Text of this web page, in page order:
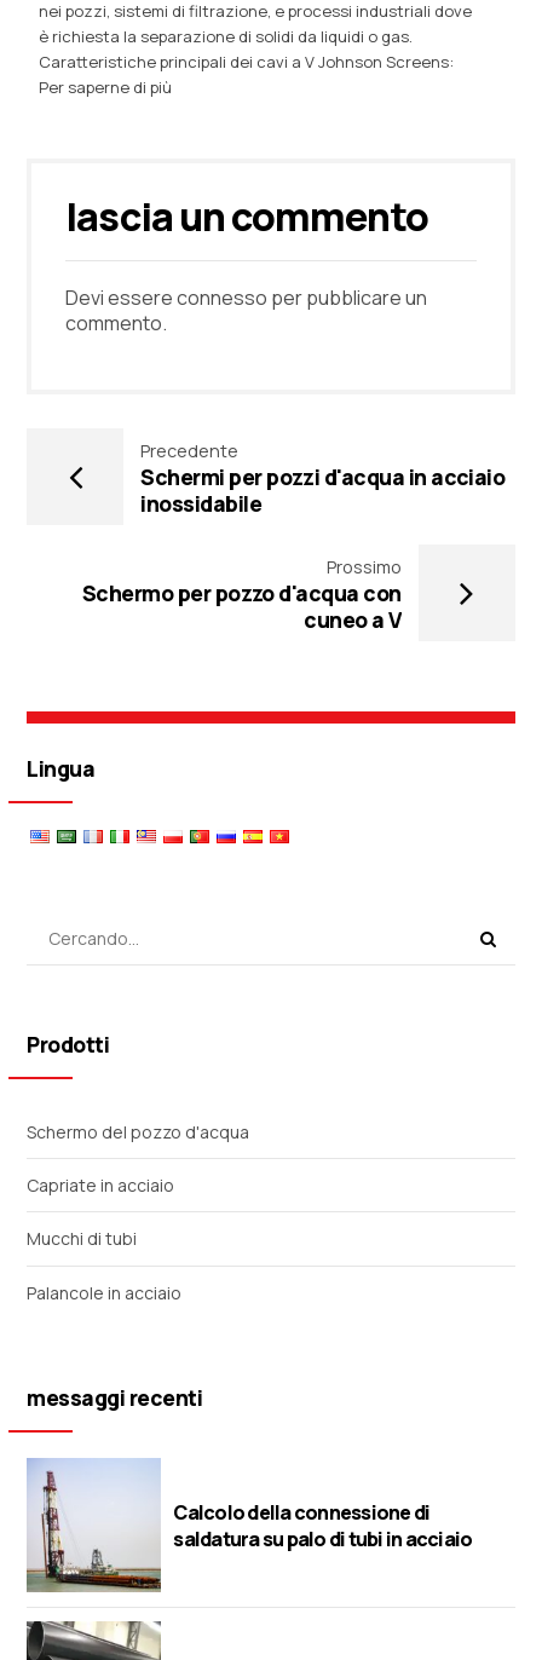
nei pozzi, sistemi di filtrazione, e processi industriali dove
è richiesta la separazione di solidi da liquidi o gas.
Caratteristiche principali dei cavi a V Johnson Screens:
Per saperne di più
lascia un commento
Devi essereconnesso per pubblicare un
commento.
Precedente
Schermi per pozzi d'acqua in acciaio
inossidabile
Prossimo
Schermo per pozzo d'acqua con
cuneo a V
Lingua
Prodotti
Schermo del pozzo d'acqua
Capriate in acciaio
Mucchi di tubi
Palancole in acciaio
messaggi recenti
Calcolo della connessione di
saldatura su palo di tubi in acciaio